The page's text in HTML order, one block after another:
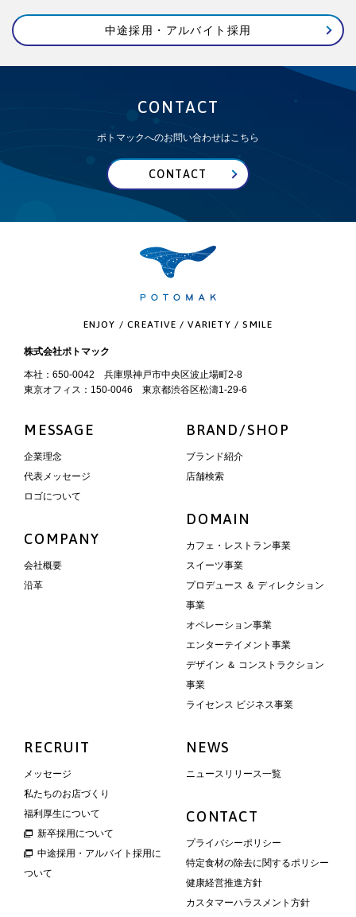
中途採用・アルバイト採用
CONTACT
ポトマックへのお問い合わせはこちら
CONTACT
ENJOY / CREATIVE / VARIETY / SMILE
株式会社ポトマック
本社：650-0042 兵庫県神戸市中央区波止場町2-8
東京オフィス：150-0046 東京都渋谷区松濤1-29-6
MESSAGE
企業理念
代表メッセージ
ロゴについて
COMPANY
会社概要
沿革
BRAND/SHOP
ブランド紹介
店舗検索
DOMAIN
カフェ・レストラン事業
スイーツ事業
プロデュース ＆ ディレクション
事業
オペレーション事業
エンターテイメント事業
デザイン ＆ コンストラクション
事業
ライセンス ビジネス事業
RECRUIT
メッセージ
私たちのお店づくり
福利厚生について
新卒採用について
中途採用・アルバイト採用に
ついて
NEWS
ニュースリリース一覧
CONTACT
プライバシーポリシー
特定食材の除去に関するポリシー
健康経営推進方針
カスタマーハラスメント方針